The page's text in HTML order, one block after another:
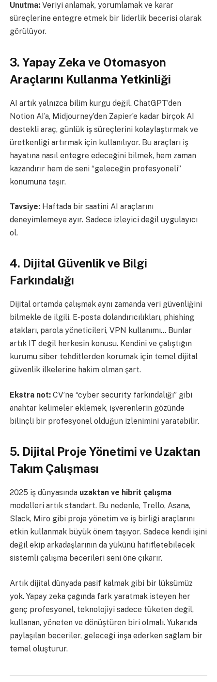
Unutma: Veriyi anlamak, yorumlamak ve karar
süreçlerine entegre etmek bir liderlik becerisi olarak
görülüyor.
3. Yapay Zeka ve Otomasyon
Araçlarını Kullanma Yetkinliği
AI artık yalnızca bilim kurgu değil. ChatGPT’den
Notion AI’a, Midjourney’den Zapier’e kadar birçok AI
destekli araç, günlük iş süreçlerini kolaylaştırmak ve
üretkenliği artırmak için kullanılıyor. Bu araçları iş
hayatına nasıl entegre edeceğini bilmek, hem zaman
kazandırır hem de seni “geleceğin profesyoneli”
konumuna taşır.
Tavsiye: Haftada bir saatini AI araçlarını
deneyimlemeye ayır. Sadece izleyici değil uygulayıcı
ol.
4. Dijital Güvenlik ve Bilgi
Farkındalığı
Dijital ortamda çalışmak aynı zamanda veri güvenliğini
bilmekle de ilgili. E-posta dolandırıcılıkları, phishing
atakları, parola yöneticileri, VPN kullanımı… Bunlar
artık IT değil herkesin konusu. Kendini ve çalıştığın
kurumu siber tehditlerden korumak için temel dijital
güvenlik ilkelerine hakim olman şart.
Ekstra not: CV’ne “cyber security farkındalığı” gibi
anahtar kelimeler eklemek, işverenlerin gözünde
bilinçli bir profesyonel olduğun izlenimini yaratabilir.
5. Dijital Proje Yönetimi ve Uzaktan
Takım Çalışması
2025 iş dünyasında uzaktan ve hibrit çalışma
modelleri artık standart. Bu nedenle, Trello, Asana,
Slack, Miro gibi proje yönetim ve iş birliği araçlarını
etkin kullanmak büyük önem taşıyor. Sadece kendi işini
değil ekip arkadaşlarının da yükünü hafifletebilecek
sistemli çalışma becerileri seni öne çıkarır.
Artık dijital dünyada pasif kalmak gibi bir lüksümüz
yok. Yapay zeka çağında fark yaratmak isteyen her
genç profesyonel, teknolojiyi sadece tüketen değil,
kullanan, yöneten ve dönüştüren biri olmalı. Yukarıda
paylaşılan beceriler, geleceği inşa ederken sağlam bir
temel oluşturur.